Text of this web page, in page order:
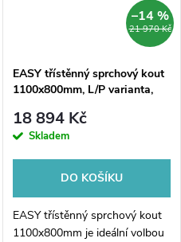
21 970 Kč
–14 %
EASY třístěnný sprchový kout
1100x800mm, L/P varianta,
18 894 Kč
Skladem
DO KOŠÍKU
EASY třístěnný sprchový kout
1100x800mm je ideální volbou